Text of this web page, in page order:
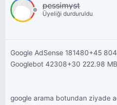
pessimyst
Üyeliği durduruldu
Google AdSense 181480+45
Googlebot 42308+30 222.98
google arama botundan ziyade